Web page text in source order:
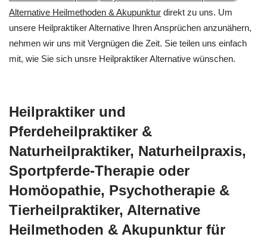
Alternative Heilmethoden & Akupunktur direkt zu uns. Um
unsere Heilpraktiker Alternative Ihren Ansprüchen anzunähern,
nehmen wir uns mit Vergnügen die Zeit. Sie teilen uns einfach
mit, wie Sie sich unsre Heilpraktiker Alternative wünschen.
Heilpraktiker und
Pferdeheilpraktiker &
Naturheilpraktiker, Naturheilpraxis,
Sportpferde-Therapie oder
‎Homöopathie, ‎Psychotherapie &
‎Tierheilpraktiker, Alternative
Heilmethoden & Akupunktur für